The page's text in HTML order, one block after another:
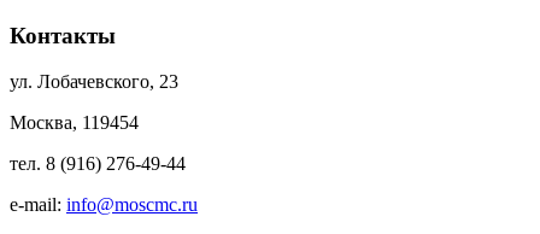
Контакты
ул. Лобачевского, 23
Москва, 119454
тел. 8 (916) 276-49-44
e-mail: info@moscmc.ru